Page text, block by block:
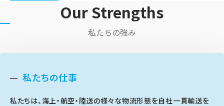
Our Strengths
私たちの強み
私たちの仕事
私たちは、海上・航空・陸送の様々な物流形態を自社一貫輸送を